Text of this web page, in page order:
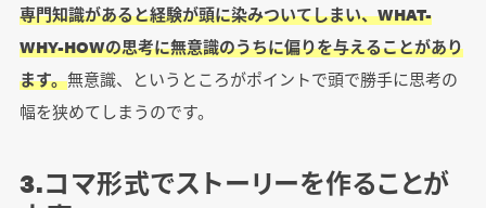
専門知識があると経験が頭に染みついてしまい、WHAT-
WHY-HOWの思考に無意識のうちに偏りを与えることがあり
ます。無意識、というところがポイントで頭で勝手に思考の
幅を狭めてしまうのです。
3.コマ形式でストーリーを作ることが